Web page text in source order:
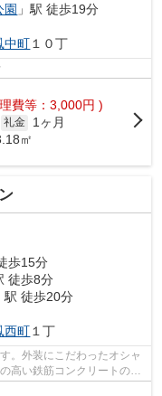
園 」駅 徒歩19分
中町 １０丁
費等：3,000円 )
礼金
1ヶ月
㎡
歩15分
徒歩8分
駅 徒歩20分
西町 １丁
。外装にこだわったオシャ
高い鉄筋コンクリートの建